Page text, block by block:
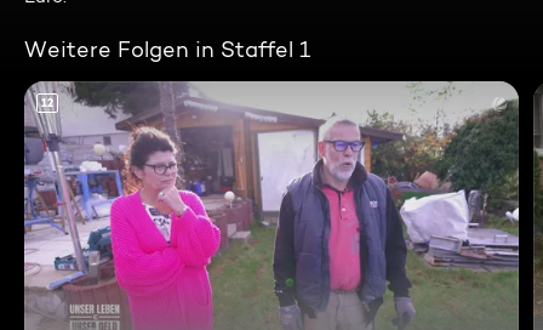
Weitere Folgen in Staffel 1
12